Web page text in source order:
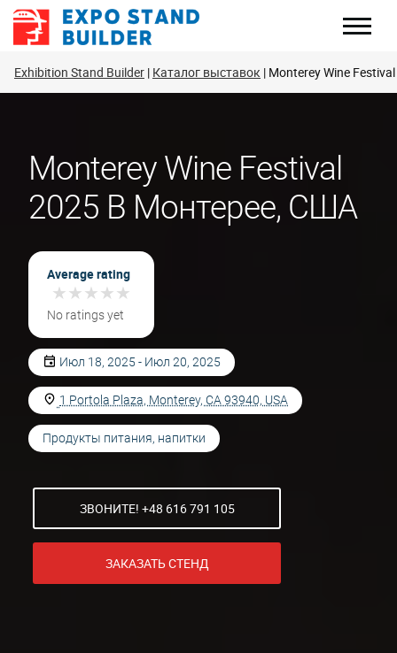
Перейти
Exhibition Stand Builder Каталог выставок Monterey Wine Festival
Monterey Wine Festival
2025 В Монтерее, США
Average rating
★★★★★
★★★★★
No ratings yet
Июл 18, 2025 - Июл 20, 2025
1 Portola Plaza, Monterey, CA 93940, USA
Продукты питания, напитки
ЗВОНИТЕ! +48 616 791 105
ЗАКАЗАТЬ СТЕНД